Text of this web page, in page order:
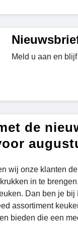
Meld u aan en
de
wij onze klanten
in te
Dan ben je
assortiment
bieden die een